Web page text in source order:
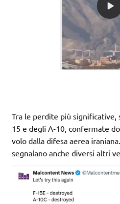
Tra le perdite più significative,
15 e degli A-10, confermate
volo dalla difesa aerea
segnalano anche diversi altri